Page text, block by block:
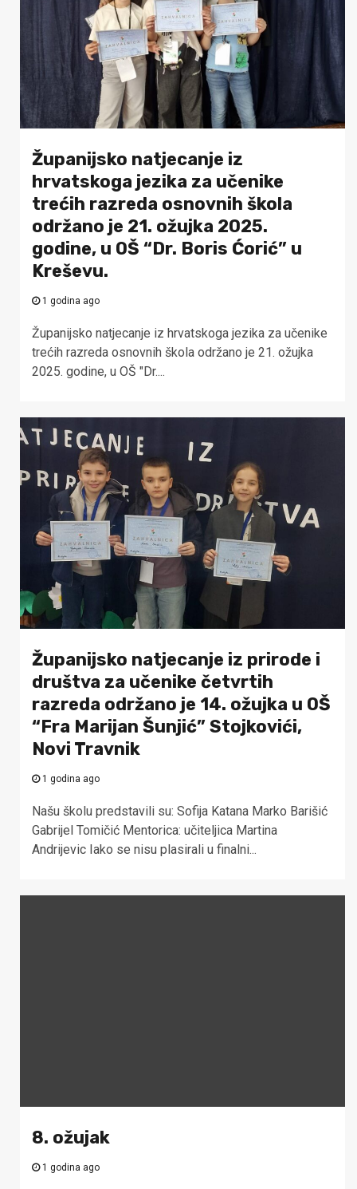
Županijsko natjecanje iz
hrvatskoga jezika za učenike
trećih razreda osnovnih škola
održano je 21. ožujka 2025.
godine, u OŠ “Dr. Boris Ćorić” u
Kreševu.
1 godina ago
Županijsko natjecanje iz hrvatskoga jezika za učenike
trećih razreda osnovnih škola održano je 21. ožujka
2025. godine, u OŠ "Dr....
Županijsko natjecanje iz prirode i
društva za učenike četvrtih
razreda održano je 14. ožujka u OŠ
“Fra Marijan Šunjić” Stojkovići,
Novi Travnik
1 godina ago
Našu školu predstavili su: Sofija Katana Marko Barišić
Gabrijel Tomičić Mentorica: učiteljica Martina
Andrijevic Iako se nisu plasirali u finalni...
8. ožujak
1 godina ago